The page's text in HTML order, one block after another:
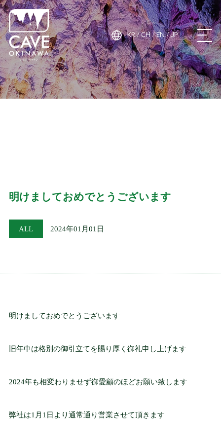
ケイブオキナワ
KR/CH/EN/JP
ケイブオキナワと
は
神秘と感動
料金・ご利用案内
FOREST CAFE
明けましておめでとうございます
ALL 2024年01月01日
明けましておめでとうございます
旧年中は格別の御引立てを賜り厚く御礼申し上げます
2024年も相変わりませず御愛顧のほどお願い致します
弊社は1月1日より通常通り営業させて頂きます